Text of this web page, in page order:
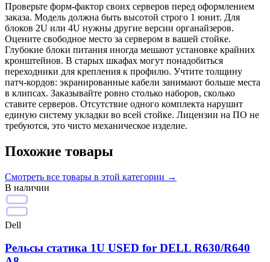
Проверьте форм-фактор своих серверов перед оформлением
заказа. Модель должна быть высотой строго 1 юнит. Для
блоков 2U или 4U нужны другие версии органайзеров.
Оцените свободное место за сервером в вашей стойке.
Глубокие блоки питания иногда мешают установке крайних
кронштейнов. В старых шкафах могут понадобиться
переходники для крепления к профилю. Учтите толщину
патч-кордов: экранированные кабели занимают больше места
в клипсах. Заказывайте ровно столько наборов, сколько
ставите серверов. Отсутствие одного комплекта нарушит
единую систему укладки во всей стойке. Лицензии на ПО не
требуются, это чисто механическое изделие.
Похожие товары
Смотреть все товары в этой категории →
В наличии
Dell
Рельсы статика 1U USED for DELL R630/R640